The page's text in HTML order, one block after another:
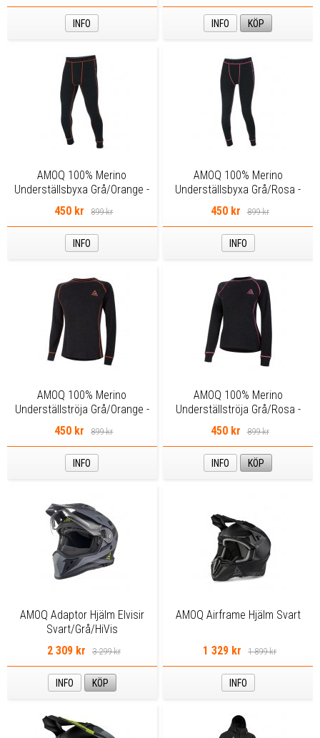
INFO INFO KÖP
AMOQ 100% Merino
Underställsbyxa Grå/Orange -
Herr
450 kr 899 kr
INFO
AMOQ 100% Merino
Underställsbyxa Grå/Rosa -
Dam
450 kr 899 kr
INFO
AMOQ 100% Merino
Underställströja Grå/Orange -
Herr
450 kr 899 kr
INFO
AMOQ 100% Merino
Underställströja Grå/Rosa -
Dam
450 kr 899 kr
INFO KÖP
AMOQ Adaptor Hjälm Elvisir
Svart/Grå/HiVis
2 309 kr
3 299 kr
INFO KÖP
AMOQ Airframe Hjälm Svart
1 329 kr 1 899 kr
INFO